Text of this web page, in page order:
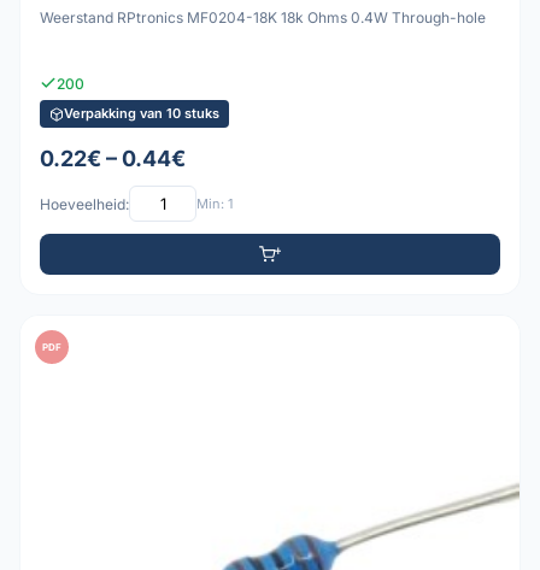
Weerstand RPtronics MF0204-18K 18k Ohms 0.4W Through-hole
200
Verpakking van 10 stuks
0.22€ – 0.44€
Hoeveelheid: Min: 1
PDF